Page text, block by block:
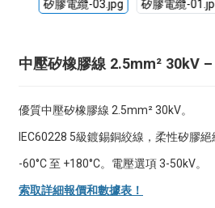
中壓矽橡膠線 2.5mm² 30kV
優質中壓矽橡膠線 2.5mm² 30kV。
IEC60228 5級鍍錫銅絞線，柔性矽膠絕
-60°C 至 +180°C。電壓選項 3-50kV。
索取詳細報價和數據表！